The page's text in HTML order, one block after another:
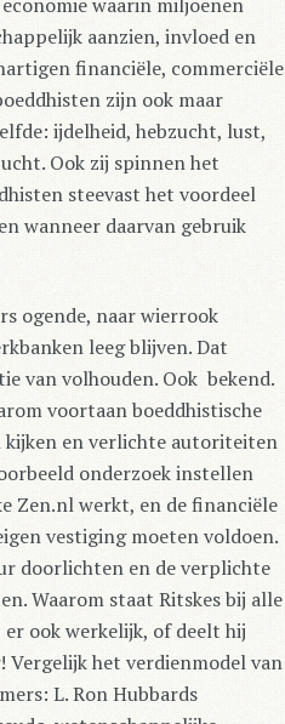
aanzien, invloed en
financiële, commerciële
zijn ook maar
ijdelheid, hebzucht, lust,
Ook zij spinnen het
steevast het voordeel
wanneer daarvan gebruik
ogende, naar wierrook
leeg blijven. Dat
van volhouden. Ook bekend.
voortaan boeddhistische
kijken en verlichte autoriteiten
onderzoek instellen
Zen.nl werkt, en de financiële
vestiging moeten voldoen.
doorlichten en de verplichte
Waarom staat Ritskes bij alle
ook werkelijk, of deelt hij
! Vergelijk het verdienmodel van
L. Ron Hubbards